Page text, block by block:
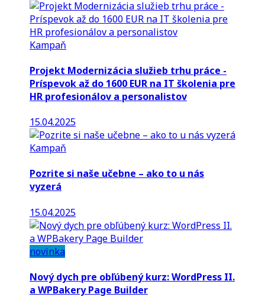
Kampaň
Projekt Modernizácia služieb trhu práce -
Príspevok až do 1600 EUR na IT školenia pre
HR profesionálov a personalistov
15.04.2025
Kampaň
Pozrite si naše učebne – ako to u nás
vyzerá
15.04.2025
novinka
Nový dych pre obľúbený kurz: WordPress II.
a WPBakery Page Builder